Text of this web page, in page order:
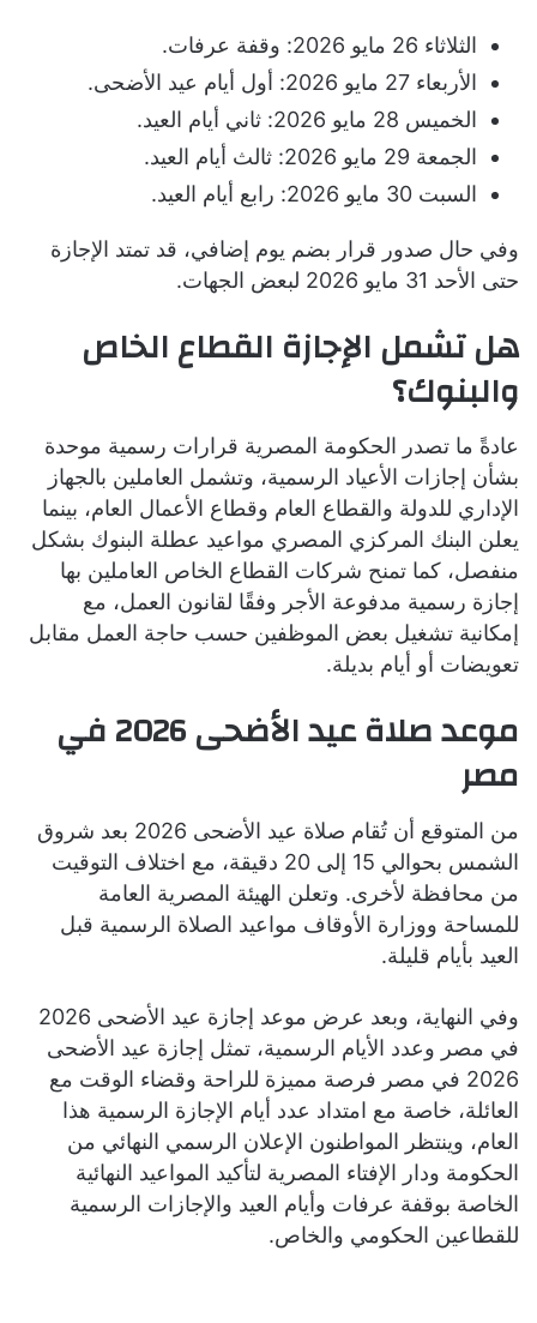
الثلاثاء 26 مايو 2026: وقفة عرفات.
الأربعاء 27 مايو 2026: أول أيام عيد الأضحى.
الخميس 28 مايو 2026: ثاني أيام العيد.
الجمعة 29 مايو 2026: ثالث أيام العيد.
السبت 30 مايو 2026: رابع أيام العيد.
وفي حال صدور قرار بضم يوم إضافي، قد تمتد الإجازة
حتى الأحد 31 مايو 2026 لبعض الجهات.
هل تشمل الإجازة القطاع الخاص
والبنوك؟
عادةً ما تصدر الحكومة المصرية قرارات رسمية موحدة
بشأن إجازات الأعياد الرسمية، وتشمل العاملين بالجهاز
الإداري للدولة والقطاع العام وقطاع الأعمال العام، بينما
يعلن البنك المركزي المصري مواعيد عطلة البنوك بشكل
منفصل، كما تمنح شركات القطاع الخاص العاملين بها
إجازة رسمية مدفوعة الأجر وفقًا لقانون العمل، مع
إمكانية تشغيل بعض الموظفين حسب حاجة العمل مقابل
تعويضات أو أيام بديلة.
موعد صلاة عيد الأضحى 2026 في
مصر
من المتوقع أن تُقام صلاة عيد الأضحى 2026 بعد شروق
الشمس بحوالي 15 إلى 20 دقيقة، مع اختلاف التوقيت
من محافظة لأخرى. وتعلن الهيئة المصرية العامة
للمساحة ووزارة الأوقاف مواعيد الصلاة الرسمية قبل
العيد بأيام قليلة.
وفي النهاية، وبعد عرض موعد إجازة عيد الأضحى 2026
في مصر وعدد الأيام الرسمية، تمثل إجازة عيد الأضحى
2026 في مصر فرصة مميزة للراحة وقضاء الوقت مع
العائلة، خاصة مع امتداد عدد أيام الإجازة الرسمية هذا
العام، وينتظر المواطنون الإعلان الرسمي النهائي من
الحكومة ودار الإفتاء المصرية لتأكيد المواعيد النهائية
الخاصة بوقفة عرفات وأيام العيد والإجازات الرسمية
للقطاعين الحكومي والخاص.